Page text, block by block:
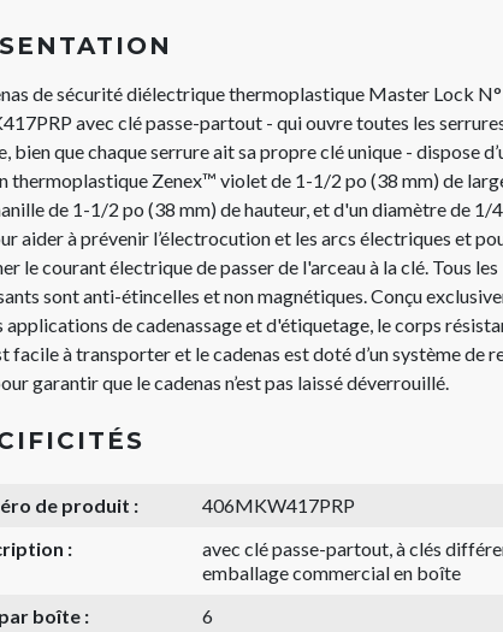
de sécurité diélectrique thermoplastique Master Lock N°
avec clé passe-partout - qui ouvre toutes les
bien que chaque serrure ait sa propre clé unique - dispose
thermoplastique Zenex™ violet de 1-1/2 po (38 mm) de
de 1-1/2 po (38 mm) de hauteur, et d'un diamètre de 1/
aider à prévenir l’électrocution et les arcs électriques et
le courant électrique de passer de l'arceau à la clé. Tous les
sont anti-étincelles et non magnétiques. Conçu
applications de cadenassage et d'étiquetage, le corps
facile à transporter et le cadenas est doté d’un système de
garantir que le cadenas n’est pas laissé déverrouillé.
de produit :
406MKW417PRP
:
avec clé passe-partout, à clés
emballage commercial en boîte
boîte :
6